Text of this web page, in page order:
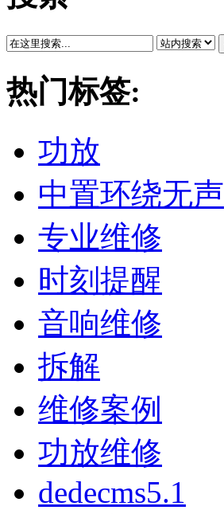
热门标签:
功放
中置环绕无声
专业维修
时刻提醒
音响维修
拆解
维修案例
功放维修
dedecms5.1